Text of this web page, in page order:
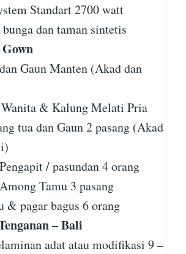
Standart 2700 watt
dan taman sintetis
Gaun Manten (Akad dan
Wanita & Kalung Melati Pria
tua dan Gaun 2 pasang (Akad
/ pasundan 4 orang
Tamu 3 pasang
& pagar bagus 6 orang
– Bali
adat atau modifikasi 9 –